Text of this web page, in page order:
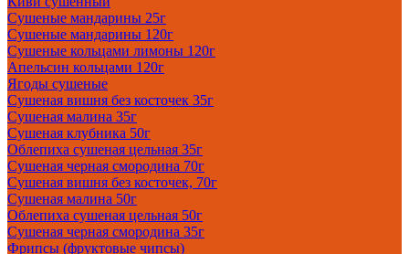
Сушеные мандарины 25г
Сушеные мандарины 120г
Сушеные кольцами лимоны 120г
Апельсин кольцами 120г
Ягоды сушеные
Сушеная вишня без косточек 35г
Сушеная малина 35г
Сушеная клубника 50г
Облепиха сушеная цельная 35г
Сушеная черная смородина 70г
Сушеная вишня без косточек, 70г
Сушеная малина 50г
Облепиха сушеная цельная 50г
Сушеная черная смородина 35г
Фрипсы (фруктовые чипсы)